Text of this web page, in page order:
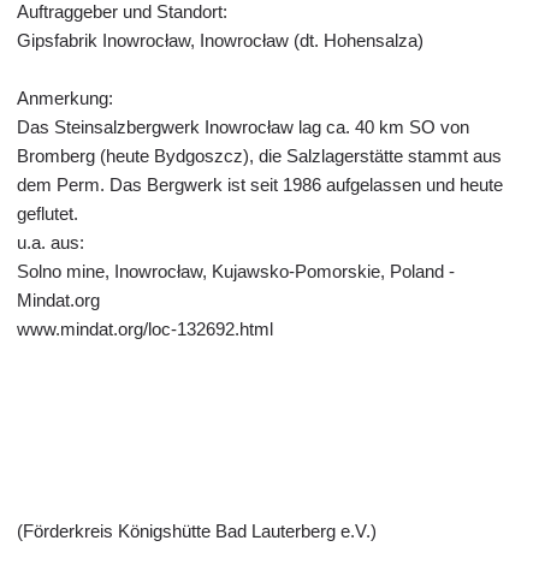
Auftraggeber und Standort:
Gipsfabrik Inowrocław, Inowrocław (dt. Hohensalza)
Anmerkung:
Das Steinsalzbergwerk Inowrocław lag ca. 40 km SO von
Bromberg (heute Bydgoszcz), die Salzlagerstätte stammt aus
dem Perm. Das Bergwerk ist seit 1986 aufgelassen und heute
geflutet.
u.a. aus:
Solno mine, Inowrocław, Kujawsko-Pomorskie, Poland -
Mindat.org
www.mindat.org/loc-132692.html
(Förderkreis Königshütte Bad Lauterberg e.V.)